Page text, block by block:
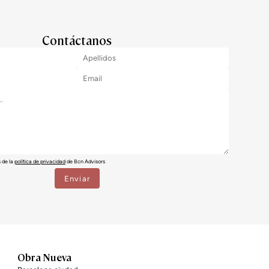
Contáctanos
de la política de privacidadde Bcn Advisors
Obra Nueva